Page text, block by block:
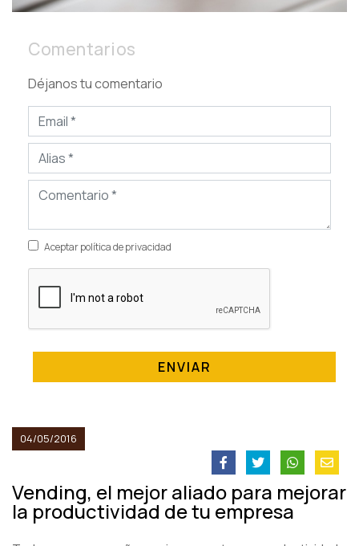
Comentarios
Déjanos tu comentario
Aceptar política de privacidad
ENVIAR
04/05/2016
Vending, el mejor aliado para mejorar
la productividad de tu empresa